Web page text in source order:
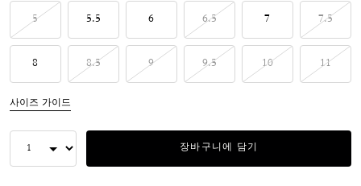
5 5.5 6 6.5 7 7.5
8 8.5 9 9.5 10 11
사이즈 가이드
장바구니에 담기